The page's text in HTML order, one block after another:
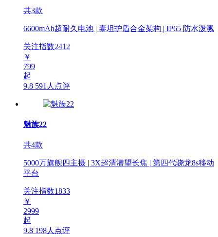
共3款
6600mAh超耐久电池 | 泰坦护盾合金架构 | IP65 防水泼溅
关注指数2412
￥
799
起
9.8 591人点评
魅族22
共4款
5000万旗舰四主摄 | 3X超清潜望长焦 | 第四代骁龙8s移动
平台
关注指数1833
￥
2999
起
9.8 198人点评